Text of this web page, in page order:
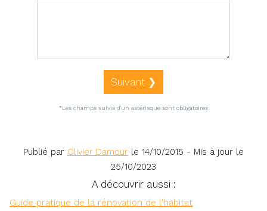
Suivant ❯
*Les champs suivis d'un astérisque sont obligatoires
Publié par Olivier Damour le 14/10/2015 - Mis à jour le
25/10/2023
A découvrir aussi :
Guide pratique de la rénovation de l'habitat